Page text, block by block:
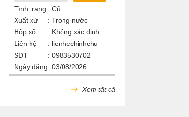
Tình trạng
Cũ
Xuất xứ
Trong nước
Hộp số
Không xác định
Liên hệ
lienhechinhchu
SĐT
0983530702
Ngày đăng
03/08/2026
Xem tất cả